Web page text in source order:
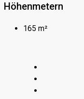
Höhenmetern
165 m²